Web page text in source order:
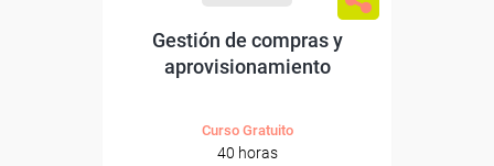
Gestión de compras y
aprovisionamiento
Curso Gratuito
40 horas